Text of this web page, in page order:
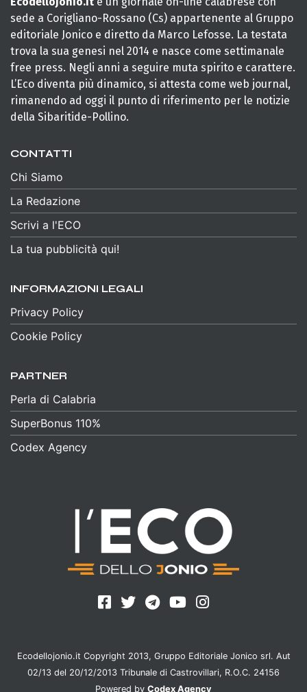
sede a Corigliano-Rossano (Cs) appartenente al Gruppo
editoriale Jonico e diretto da Marco Lefosse. La testata
trova la sua genesi nel 2014 e nasce come settimanale
free press. Negli anni a seguire muta spirito e carattere.
L’Eco diventa più dinamico, si attesta come web journal,
rimanendo ad oggi il punto di riferimento per le notizie
della Sibaritide-Pollino.
CONTATTI
Chi Siamo
La Redazione
Scrivi a l'ECO
La tua pubblicità qui!
INFORMAZIONI LEGALI
Privacy Policy
Cookie Policy
PARTNER
Perla di Calabria
SuperBonus 110%
Codex Agency
Ecodellojonio.it Copyright 2013, Gruppo Editoriale Jonico srl. Aut
02/13 del 20/12/2013 Tribunale di Castrovillari, R.O.C. 24156
Powered by Codex Agency